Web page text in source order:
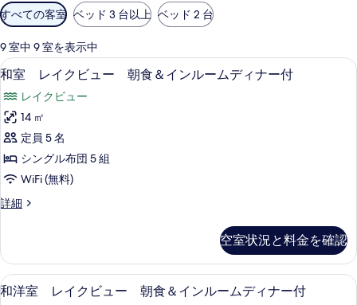
利
用
可
能
な
客
室
の
り
込
み
すべての客室 ベッド 3 台以上 ベッド 2 台
9 室中 9 室を表示中
和
レ
イ
ク
ビ
ー
食
＆
イ
4
和室 レイクビュー 朝食＆インルームディナー付
レイクビュー
14 ㎡
定員 5 名
シングル布団 5 組
WiFi (無料)
詳細
和
ク
ビ
ュ
空室状況と料金を確認
和5
和洋室 レイクビュー 朝食＆インルームディナー付